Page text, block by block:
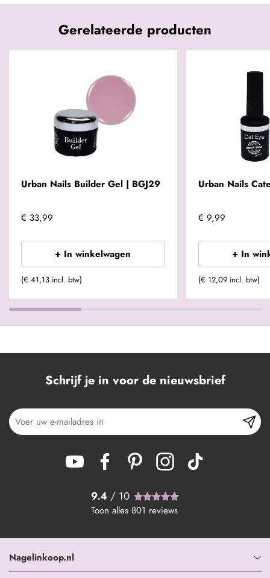
Gerelateerde producten
Urban Nails Builder Gel | BGJ29
€ 33,99
+ In winkelwagen
(€ 41,13 incl. btw)
Urban Nails
€ 9,99
+ In
(€ 12,09 incl. btw)
Schrijf je in voor de nieuwsbrief
9.4 / 10
Toon alles 801 reviews
Nagelinkoop.nl